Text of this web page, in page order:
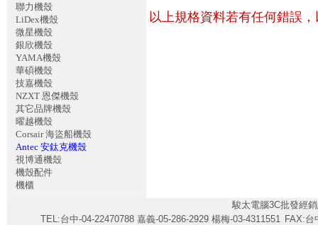
聯力機殼
LiDex機殼
微星機殼
銀欣機殼
YAMA機殼
華碩機殼
技嘉機殼
NZXT 恩傑機殼
其它品牌機殼
曜越機殼
Corsair 海盜船機殼
Antec 安鈦克機殼
視博通機殼
機殼配件
機櫃
以上規格資料若有任何錯誤
駿太電腦3C批發經
TEL:台中-04-22470788 嘉義-05-286-2929 楊梅-03-4311551 FAX:台